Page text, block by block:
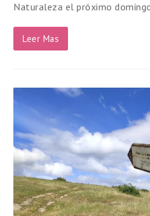
Naturaleza el próximo
Leer Mas